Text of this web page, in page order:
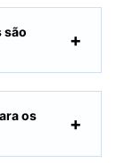
são
os